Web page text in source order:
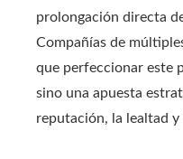
prolongación directa
Compañías de
que perfeccionar este
sino una apuesta
reputación, la lealtad